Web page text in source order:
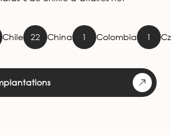
22 China 1 Colombia 1 Czech